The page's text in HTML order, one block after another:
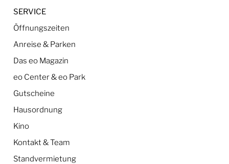
SERVICE
Öffnungszeiten
Anreise & Parken
Das eo Magazin
eo Center & eo Park
Gutscheine
Hausordnung
Kino
Kontakt & Team
Standvermietung